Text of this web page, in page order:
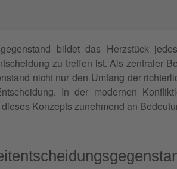
bildet das Herzstück
zu treffen ist. Als zentraler
nicht nur den Umfang der
In der modernen
dieses Konzepts zunehmend an